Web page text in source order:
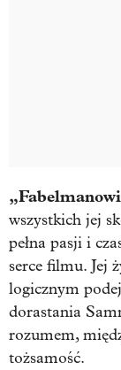
wszystkich jej
pełna pasji i
serce filmu. Jej
logicznym
dorastania
rozumem,
tożsamość.